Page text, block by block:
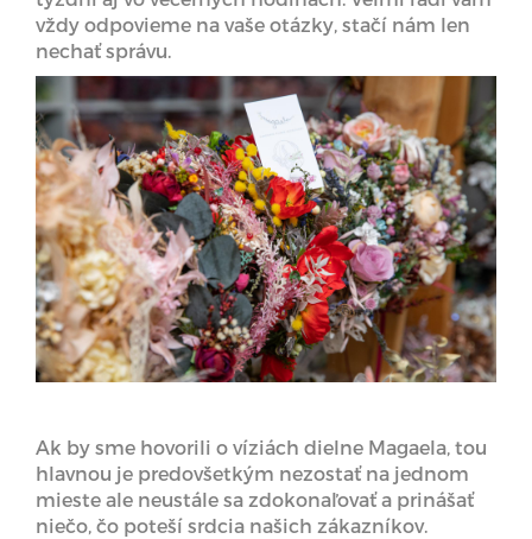
vždy odpovieme na vaše otázky, stačí nám len
nechať správu.
Ak by sme hovorili o víziách dielne Magaela, tou
hlavnou je predovšetkým nezostať na jednom
mieste ale neustále sa zdokonaľovať a prinášať
niečo, čo poteší srdcia našich zákazníkov.